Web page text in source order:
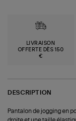
LIVRAISON
OFFERTE DÈS 150
€
DESCRIPTION
Pantalon de jogging en